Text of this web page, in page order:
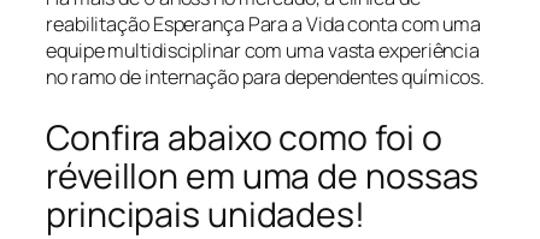
reabilitação Esperança Para a Vida conta com uma
equipe multidisciplinar com uma vasta experiência
no ramo de internação para dependentes químicos.
Confira abaixo como foi o
réveillon em uma de nossas
principais unidades!